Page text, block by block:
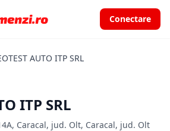
Conectare
AUTO ITP SRL
ITP SRL
Caracal, jud. Olt, Caracal, jud. Olt